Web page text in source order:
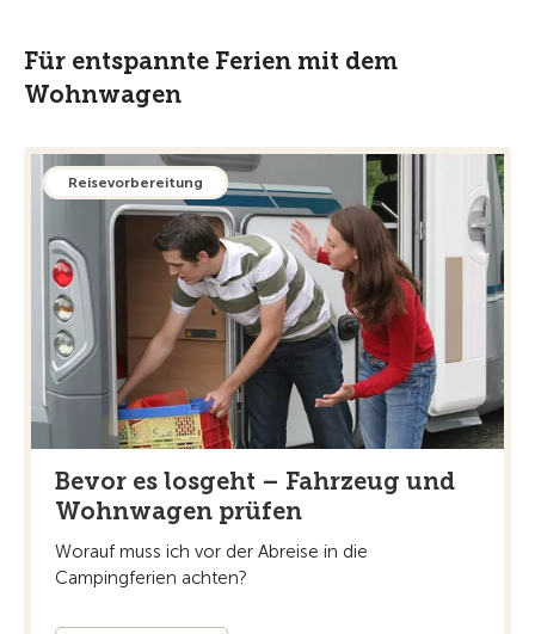
Für entspannte Ferien mit dem
Wohnwagen
Reisevorbereitung
Bevor es losgeht – Fahrzeug und
Wohnwagen prüfen
Worauf muss ich vor der Abreise in die
Campingferien achten?